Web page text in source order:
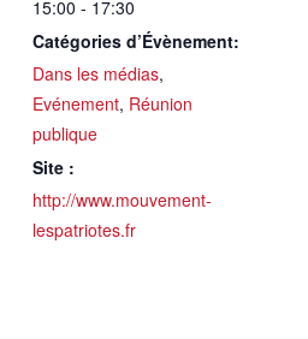
15:00 - 17:30
Catégories d’Évènement:
Dans les médias,
Evénement, Réunion
publique
Site :
http://www.mouvement-
lespatriotes.fr